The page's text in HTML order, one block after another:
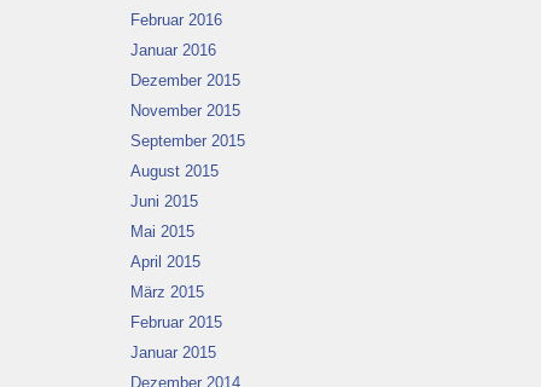
Februar 2016
Januar 2016
Dezember 2015
November 2015
September 2015
August 2015
Juni 2015
Mai 2015
April 2015
März 2015
Februar 2015
Januar 2015
Dezember 2014